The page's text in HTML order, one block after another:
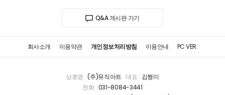
Q&A 게시판 가기
회사소개 이용약관 개인정보처리방침 이용안내 PC VER.
상호명 :(주)뮤직아트 대표 : 김행미
전화 : 031-8084-3441